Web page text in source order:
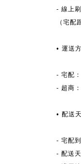
- 線上
（宅配
• 運送
- 宅配
- 超商
• 配送
- 宅配
- 配送